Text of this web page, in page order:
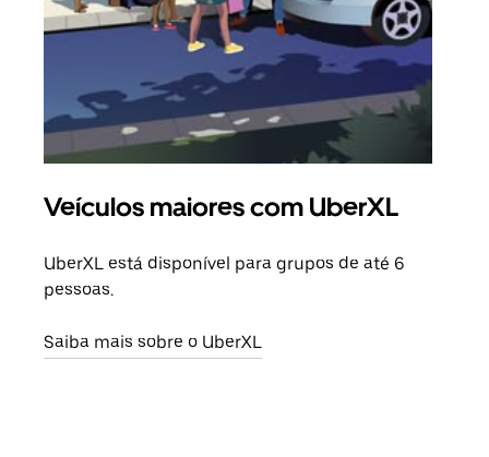
Veículos maiores com UberXL
UberXL está disponível para grupos de até 6
pessoas.
Saiba mais sobre o UberXL